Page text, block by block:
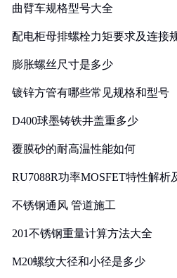
曲臂车规格型号大全
配电柜母排螺栓力矩要求及连接
膨胀螺丝尺寸是多少
镀锌方管有哪些常见规格和型号
D400球墨铸铁井盖重多少
覆膜砂的耐高温性能如何
RU7088R功率MOSFET特性解
不锈钢通风 管道施工
201不锈钢重量计算方法大全
M20螺纹大径和小径是多少